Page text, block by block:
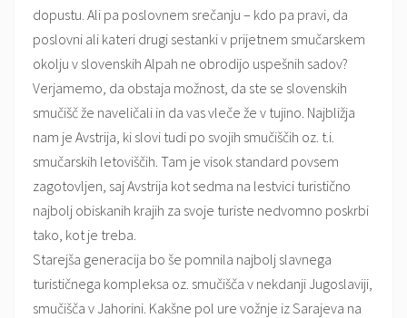
dopustu. Ali pa poslovnem srečanju – kdo pa pravi, da
poslovni ali kateri drugi sestanki v prijetnem smučarskem
okolju v slovenskih Alpah ne obrodijo uspešnih sadov?
Verjamemo, da obstaja možnost, da ste se slovenskih
smučišč že naveličali in da vas vleče že v tujino. Najbližja
nam je Avstrija, ki slovi tudi po svojih smučiščih oz. t.i.
smučarskih letoviščih. Tam je visok standard povsem
zagotovljen, saj Avstrija kot sedma na lestvici turistično
najbolj obiskanih krajih za svoje turiste nedvomno poskrbi
tako, kot je treba.
Starejša generacija bo še pomnila najbolj slavnega
turističnega kompleksa oz. smučišča v nekdanji Jugoslaviji,
smučišča v Jahorini. Kakšne pol ure vožnje iz Sarajeva na